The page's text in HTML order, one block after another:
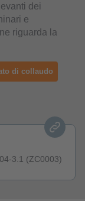
dei
e
riguarda la
di collaudo
3.1 (ZC0003)